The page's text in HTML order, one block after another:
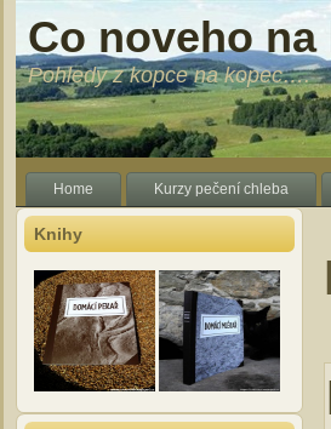
Co noveho na
Pohledy z kopce na kopec….
Home Kurzy pečení chleba
Knihy